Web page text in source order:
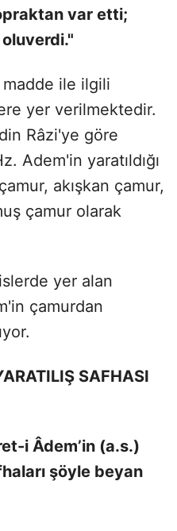
var etti;
madde ile ilgili
yer verilmektedir.
Râzi'ye göre
Adem'in yaratıldığı
akışkan çamur,
çamur olarak
yer alan
çamurdan
SAFHASI
i Âdem’in (a.s.)
şöyle beyan